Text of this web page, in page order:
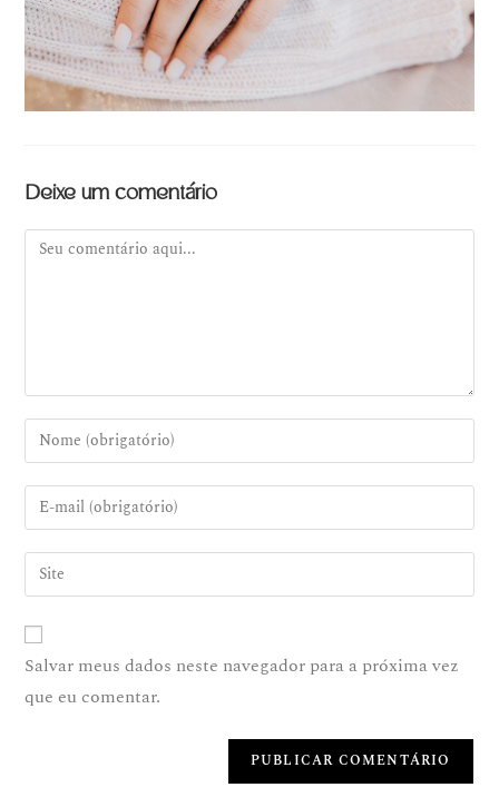
Deixe um comentário
Salvar meus dados neste navegador para a próxima vez
que eu comentar.